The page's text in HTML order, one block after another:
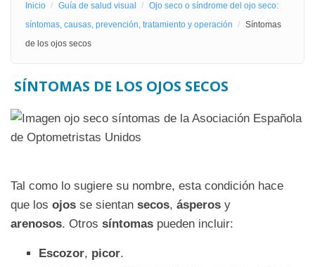
Inicio Guía de salud visual
Ojo seco o síndrome del ojo seco:
síntomas, causas, prevención, tratamiento y operación
Síntomas
de los ojos secos
SÍNTOMAS DE LOS OJOS SECOS
Tal como lo sugiere su nombre, esta condición hace
que los ojos se sientan secos, ásperos y
arenosos. Otros síntomas pueden incluir:
Escozor, picor.